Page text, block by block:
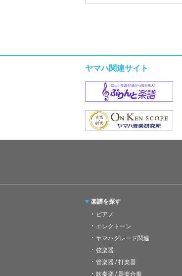
ヤマハ関連サイト
楽譜を探す
ピアノ
エレクトーン
ヤマハグレード関連
弦楽器
管楽器 / 打楽器
吹奏楽 / 器楽合奏